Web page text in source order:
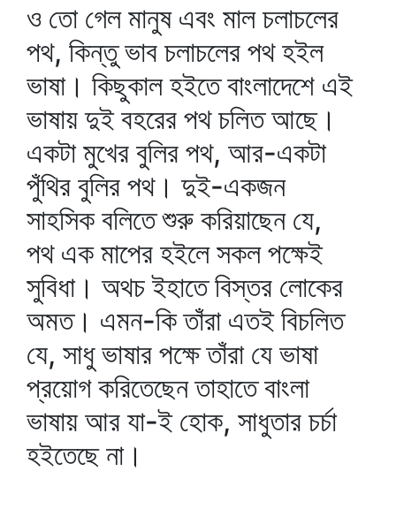
ও তো গেল মানুষ এবং মাল চলাচলের
পথ, কিন্তু ভাব চলাচলের পথ হইল
ভাষা। কিছুকাল হইতে বাংলাদেশে এই
ভাষায় দুই বহরের পথ চলিত আছে।
একটা মুখের বুলির পথ, আর-একটা
পুঁথির বুলির পথ। দুই-একজন
সাহসিক বলিতে শুরু করিয়াছেন যে,
পথ এক মাপের হইলে সকল পক্ষেই
সুবিধা। অথচ ইহাতে বিস্তর লোকের
অমত। এমন-কি তাঁরা এতই বিচলিত
যে, সাধু ভাষার পক্ষে তাঁরা যে ভাষা
প্রয়োগ করিতেছেন তাহাতে বাংলা
ভাষায় আর যা-ই হোক, সাধুতার চর্চা
হইতেছে না।